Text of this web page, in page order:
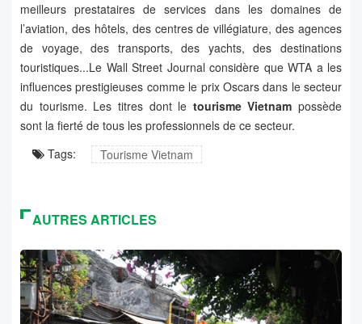
meilleurs prestataires de services dans les domaines de
l’aviation, des hôtels, des centres de villégiature, des agences
de voyage, des transports, des yachts, des destinations
touristiques...Le Wall Street Journal considère que WTA a les
influences prestigieuses comme le prix Oscars dans le secteur
du tourisme. Les titres dont le tourisme Vietnam possède
sont la fierté de tous les professionnels de ce secteur.
Tags:
Tourisme Vietnam
AUTRES ARTICLES